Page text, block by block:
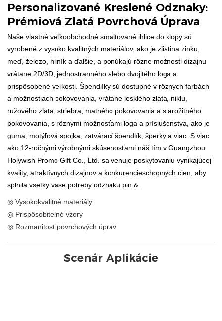
Personalizované Kreslené Odznaky:
Prémiová Zlatá Povrchová Úprava
Naše vlastné veľkoobchodné smaltované ihlice do klopy sú
vyrobené z vysoko kvalitných materiálov, ako je zliatina zinku,
meď, železo, hliník a ďalšie, a ponúkajú rôzne možnosti dizajnu
vrátane 2D/3D, jednostranného alebo dvojitého loga a
prispôsobené veľkosti. Špendlíky sú dostupné v rôznych farbách
a možnostiach pokovovania, vrátane lesklého zlata, niklu,
ružového zlata, striebra, matného pokovovania a starožitného
pokovovania, s rôznymi možnosťami loga a príslušenstva, ako je
guma, motýľová spojka, zatvárací špendlík, šperky a viac. S viac
ako 12-ročnými výrobnými skúsenosťami náš tím v Guangzhou
Holywish Promo Gift Co., Ltd. sa venuje poskytovaniu vynikajúcej
kvality, atraktívnych dizajnov a konkurencieschopných cien, aby
splnila všetky vaše potreby odznaku pin &.
◎ Vysokokvalitné materiály
◎ Prispôsobiteľné vzory
◎ Rozmanitosť povrchových úprav
Scenár Aplikácie